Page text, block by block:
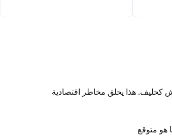
كحليف. هذا يخلق مخاطر اقتصادية